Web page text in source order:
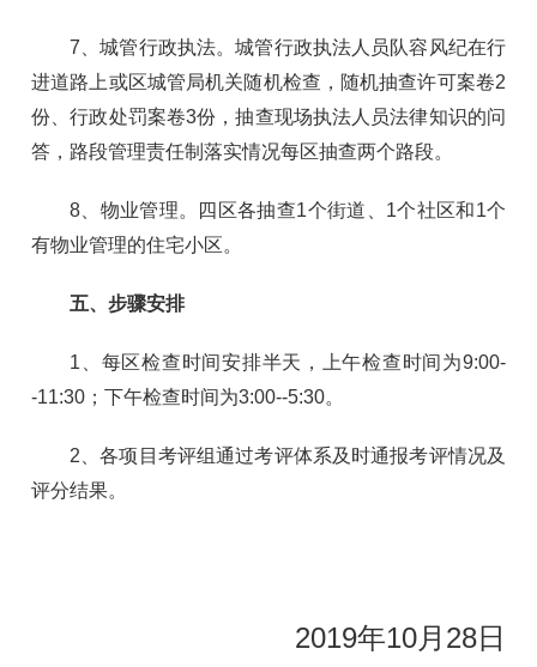
7、城管行政执法。城管行政执法人员队容风纪在行
进道路上或区城管局机关随机检查，随机抽查许可案卷2
份、行政处罚案卷3份，抽查现场执法人员法律知识的问
答，路段管理责任制落实情况每区抽查两个路段。
8、物业管理。四区各抽查1个街道、1个社区和1个
有物业管理的住宅小区。
五、步骤安排
1、每区检查时间安排半天，上午检查时间为9:00-
-11:30；下午检查时间为3:00--5:30。
2、各项目考评组通过考评体系及时通报考评情况及
评分结果。
2019年10月28日